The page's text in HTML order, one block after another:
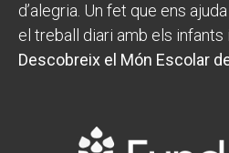
d’alegria. Un fet que ens
el treball diari amb els infants
Descobreix el Món Escolar